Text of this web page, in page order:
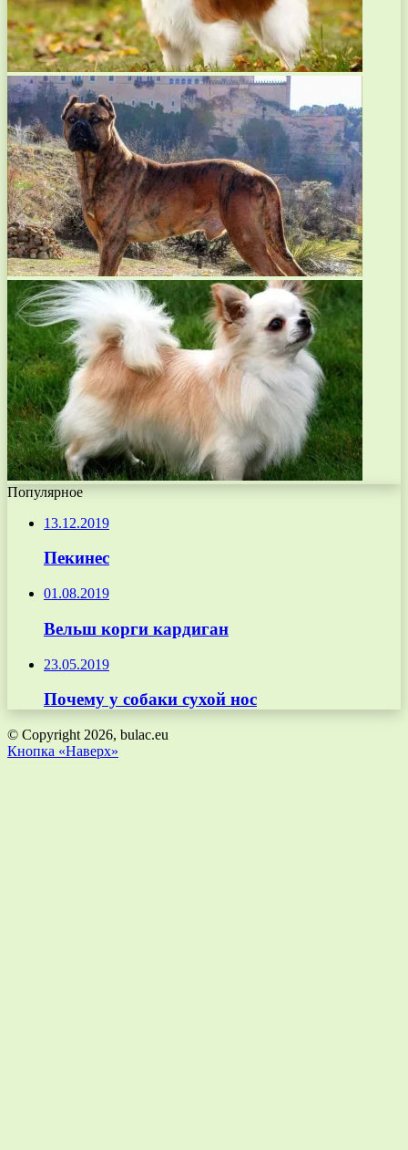
Популярное
13.12.2019
Пекинес
01.08.2019
Вельш корги кардиган
23.05.2019
Почему у собаки сухой нос
© Copyright 2026, bulac.eu
Кнопка «Наверх»